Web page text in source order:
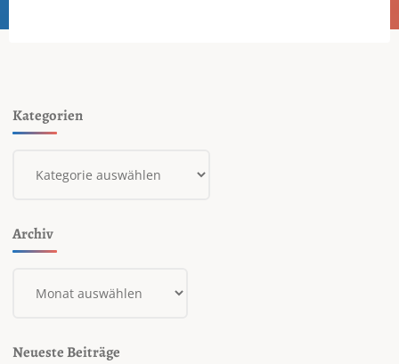
Kategorien
Archiv
Neueste Beiträge